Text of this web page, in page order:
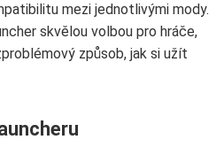
mezi jednotlivými mody.
skvělou volbou pro hráče,
způsob, jak si užít